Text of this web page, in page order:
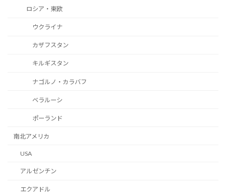
ロシア・東欧
ウクライナ
カザフスタン
キルギスタン
ナゴルノ・カラバフ
ベラルーシ
ポーランド
南北アメリカ
USA
アルゼンチン
エクアドル